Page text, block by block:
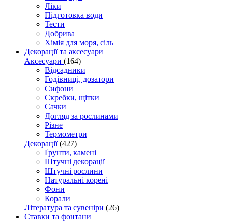
Ліки
Підготовка води
Тести
Добрива
Хімія для моря, сіль
Декорації та аксесуари
Аксесуари (164)
Відсадники
Годівниці, дозатори
Сифони
Скребки, щітки
Сачки
Догляд за рослинами
Різне
Термометри
Декорації(427)
Ґрунти, камені
Штучні декорації
Штучні рослини
Натуральні корені
Фони
Корали
Література та сувеніри (26)
Ставки та фонтани